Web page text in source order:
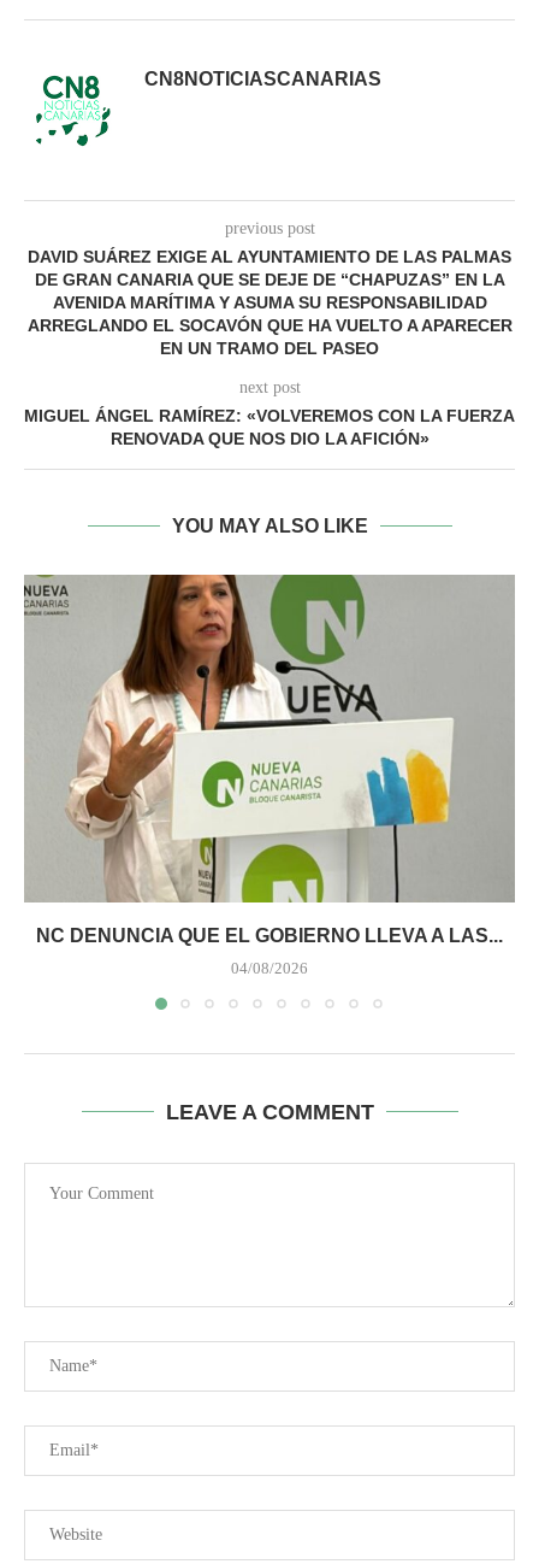
CN8NOTICIASCANARIAS
previous post
DAVID SUÁREZ EXIGE AL AYUNTAMIENTO DE LAS PALMAS
DE GRAN CANARIA QUE SE DEJE DE “CHAPUZAS” EN LA
AVENIDA MARÍTIMA Y ASUMA SU RESPONSABILIDAD
ARREGLANDO EL SOCAVÓN QUE HA VUELTO A APARECER
EN UN TRAMO DEL PASEO
next post
MIGUEL ÁNGEL RAMÍREZ: «VOLVEREMOS CON LA FUERZA
RENOVADA QUE NOS DIO LA AFICIÓN»
YOU MAY ALSO LIKE
NC DENUNCIA QUE EL GOBIERNO LLEVA A LAS...
04/08/2026
LEAVE A COMMENT